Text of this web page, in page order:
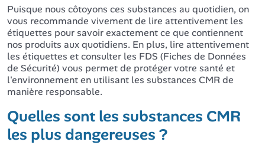
Puisque nous côtoyons ces substances au quotidien, on
vous recommande vivement de lire attentivement les
étiquettes pour savoir exactement ce que contiennent
nos produits aux quotidiens. En plus, lire attentivement
les étiquettes et consulter les FDS (Fiches de Données
de Sécurité) vous permet de protéger votre santé et
l'environnement en utilisant les substances CMR de
manière responsable.
Quelles sont les substances CMR
les plus dangereuses ?